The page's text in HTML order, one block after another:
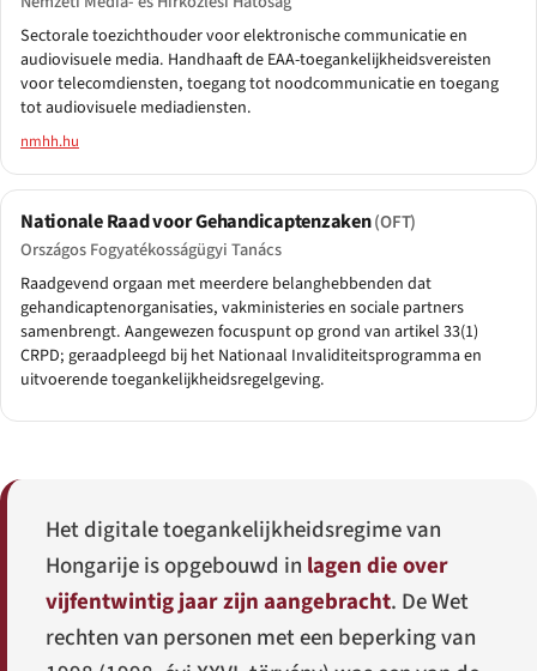
Sectorale toezichthouder voor elektronische communicatie en
audiovisuele media. Handhaaft de EAA-toegankelijkheidsvereisten
voor telecomdiensten, toegang tot noodcommunicatie en toegang
tot audiovisuele mediadiensten.
nmhh.hu
Nationale Raad voor Gehandicaptenzaken(OFT)
Országos Fogyatékosságügyi Tanács
Raadgevend orgaan met meerdere belanghebbenden dat
gehandicaptenorganisaties, vakministeries en sociale partners
samenbrengt. Aangewezen focuspunt op grond van artikel 33(1)
CRPD; geraadpleegd bij het Nationaal Invaliditeitsprogramma en
uitvoerende toegankelijkheidsregelgeving.
Het digitale toegankelijkheidsregime van
Hongarije is opgebouwd in lagen die over
vijfentwintig jaar zijn aangebracht. De Wet
rechten van personen met een beperking van